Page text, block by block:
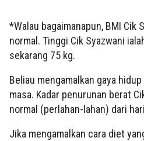
*Walau bagaimanapun, BMI Cik
normal. Tinggi Cik Syazwani
sekarang 75 kg.
Beliau mengamalkan gaya
masa. Kadar penurunan berat
normal (perlahan-lahan) dari
Jika mengamalkan cara diet